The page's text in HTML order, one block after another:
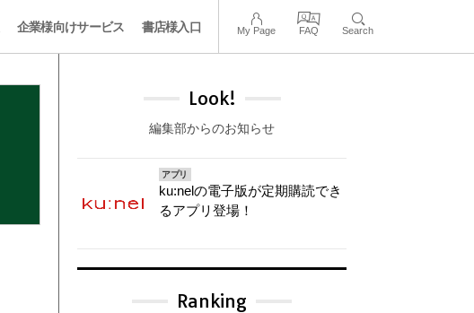
企業様向けサービス 書店様入口 My Page FAQ Search
Look!
編集部からのお知らせ
アプリ
ku:nelの電子版が定期購読でき
るアプリ登場！
Ranking